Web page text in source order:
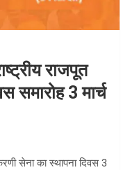
राजपूत
समारोह 3 मार्च
सेना का स्थापना दिवस 3